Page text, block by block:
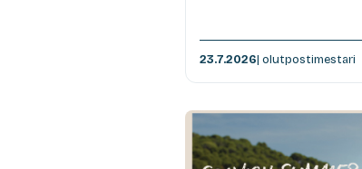
23.7.2026| olutpostimestari